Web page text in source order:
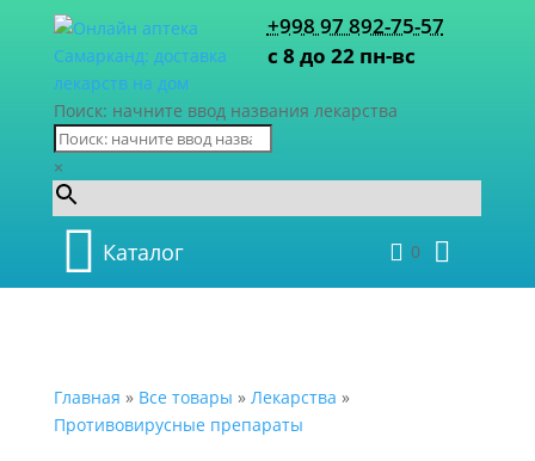
+998 97 892-75-57
с 8 до 22 пн-вс
Поиск: начните ввод названия лекарства
×
Каталог 0
Главная » Все товары » Лекарства »
Противовирусные препараты